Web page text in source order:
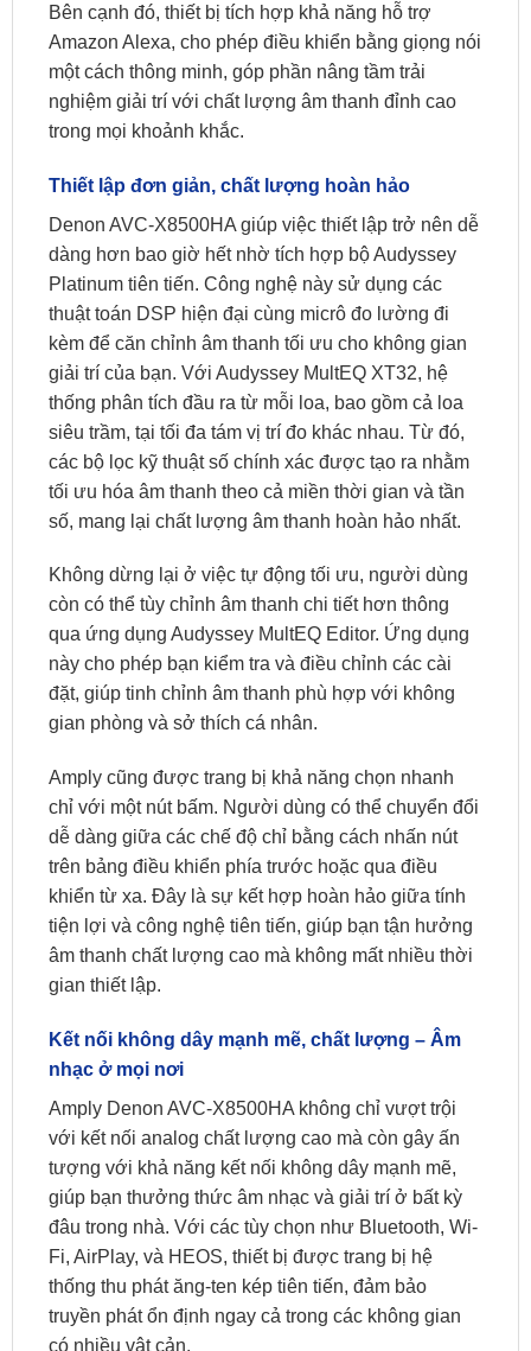
Bên cạnh đó, thiết bị tích hợp khả năng hỗ trợ
Amazon Alexa, cho phép điều khiển bằng giọng nói
một cách thông minh, góp phần nâng tầm trải
nghiệm giải trí với chất lượng âm thanh đỉnh cao
trong mọi khoảnh khắc.
Thiết lập đơn giản, chất lượng hoàn hảo
Denon AVC-X8500HA giúp việc thiết lập trở nên dễ
dàng hơn bao giờ hết nhờ tích hợp bộ Audyssey
Platinum tiên tiến. Công nghệ này sử dụng các
thuật toán DSP hiện đại cùng micrô đo lường đi
kèm để căn chỉnh âm thanh tối ưu cho không gian
giải trí của bạn. Với Audyssey MultEQ XT32, hệ
thống phân tích đầu ra từ mỗi loa, bao gồm cả loa
siêu trầm, tại tối đa tám vị trí đo khác nhau. Từ đó,
các bộ lọc kỹ thuật số chính xác được tạo ra nhằm
tối ưu hóa âm thanh theo cả miền thời gian và tần
số, mang lại chất lượng âm thanh hoàn hảo nhất.
Không dừng lại ở việc tự động tối ưu, người dùng
còn có thể tùy chỉnh âm thanh chi tiết hơn thông
qua ứng dụng Audyssey MultEQ Editor. Ứng dụng
này cho phép bạn kiểm tra và điều chỉnh các cài
đặt, giúp tinh chỉnh âm thanh phù hợp với không
gian phòng và sở thích cá nhân.
Amply cũng được trang bị khả năng chọn nhanh
chỉ với một nút bấm. Người dùng có thể chuyển đổi
dễ dàng giữa các chế độ chỉ bằng cách nhấn nút
trên bảng điều khiển phía trước hoặc qua điều
khiển từ xa. Đây là sự kết hợp hoàn hảo giữa tính
tiện lợi và công nghệ tiên tiến, giúp bạn tận hưởng
âm thanh chất lượng cao mà không mất nhiều thời
gian thiết lập.
Kết nối không dây mạnh mẽ, chất lượng – Âm
nhạc ở mọi nơi
Amply Denon AVC-X8500HA không chỉ vượt trội
với kết nối analog chất lượng cao mà còn gây ấn
tượng với khả năng kết nối không dây mạnh mẽ,
giúp bạn thưởng thức âm nhạc và giải trí ở bất kỳ
đâu trong nhà. Với các tùy chọn như Bluetooth, Wi-
Fi, AirPlay, và HEOS, thiết bị được trang bị hệ
thống thu phát ăng-ten kép tiên tiến, đảm bảo
truyền phát ổn định ngay cả trong các không gian
có nhiều vật cản.